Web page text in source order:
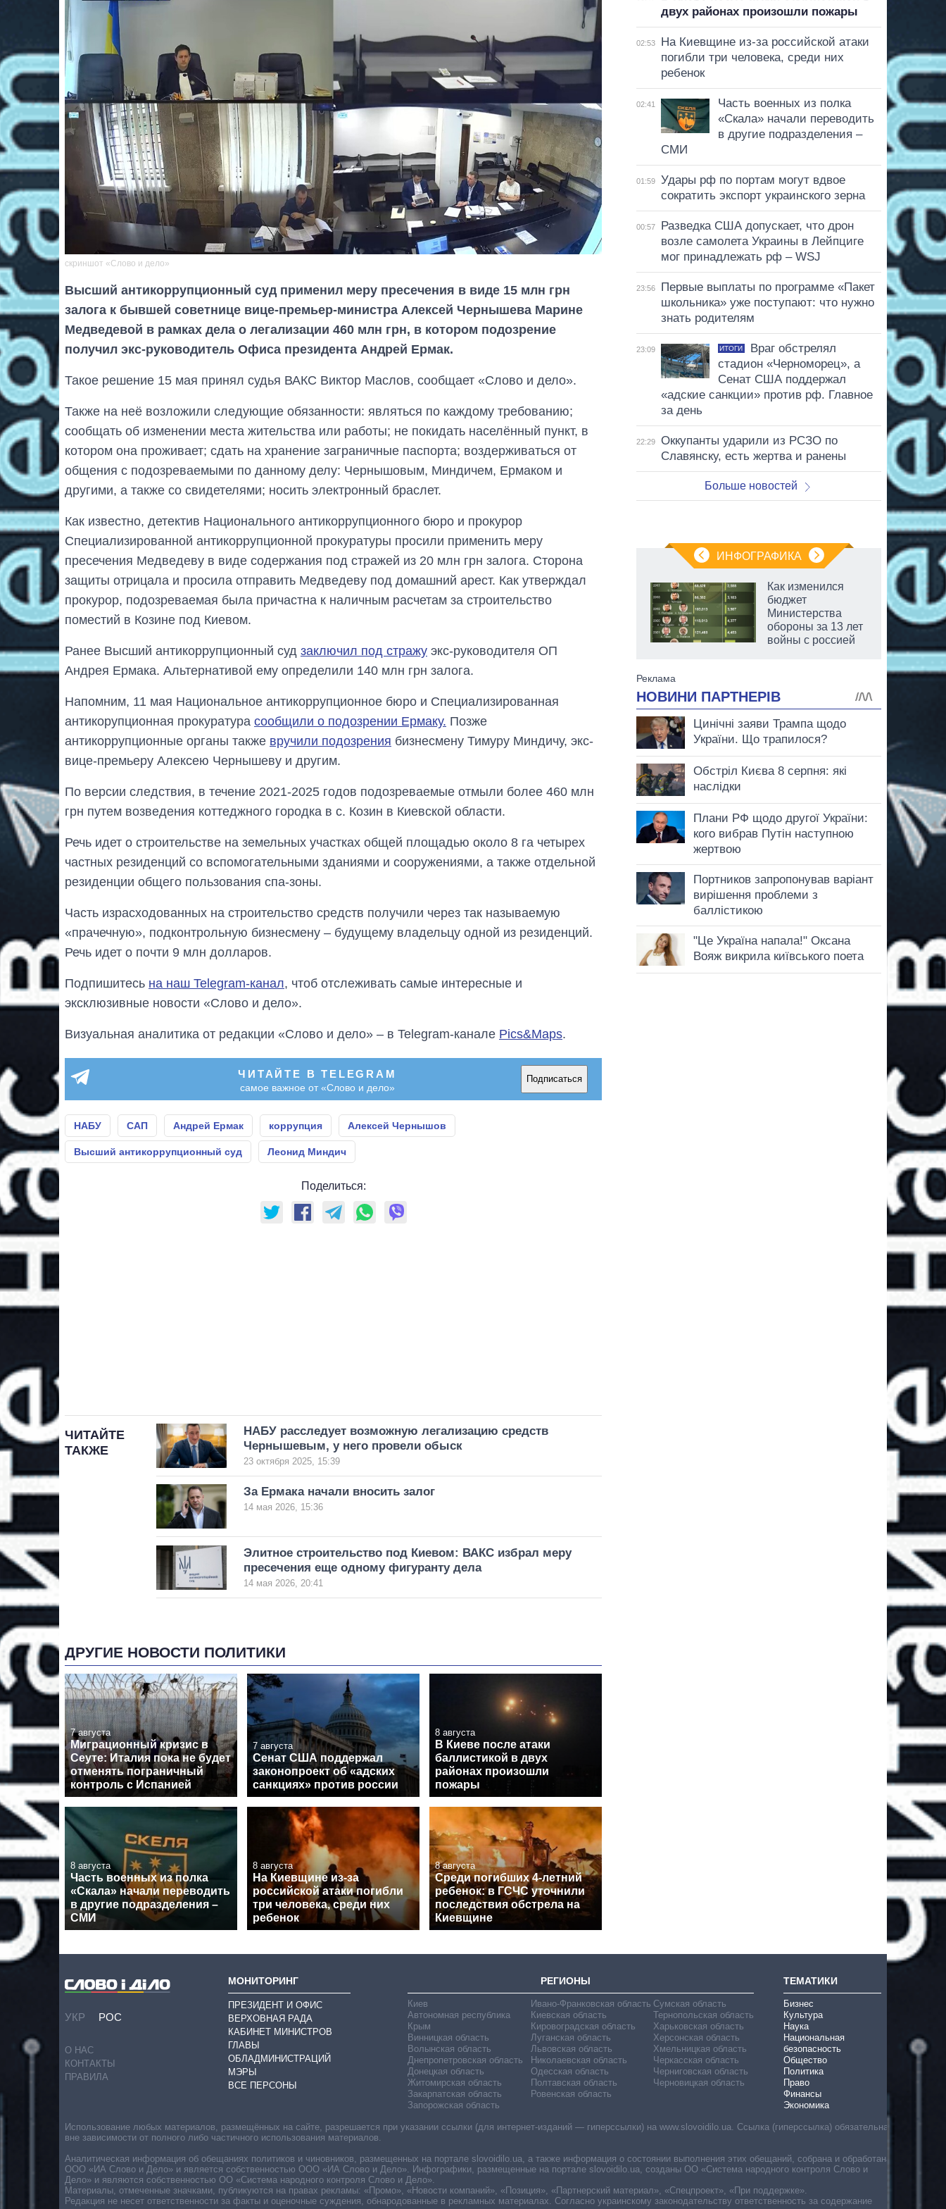
скриншот «Слово и дело»
Высший антикоррупционный суд применил меру пресечения в виде 15 млн грн
залога к бывшей советнице вице-премьер-министра Алексей Чернышева Марине
Медведевой в рамках дела о легализации 460 млн грн, в котором подозрение
получил экс-руководитель Офиса президента Андрей Ермак.
Такое решение 15 мая принял судья ВАКС Виктор Маслов, сообщает «Слово и дело».
Также на неё возложили следующие обязанности: являться по каждому требованию;
сообщать об изменении места жительства или работы; не покидать населённый пункт, в
котором она проживает; сдать на хранение заграничные паспорта; воздерживаться от
общения с подозреваемыми по данному делу: Чернышовым, Миндичем, Ермаком и
другими, а также со свидетелями; носить электронный браслет.
Как известно, детектив Национального антикоррупционного бюро и прокурор
Специализированной антикоррупционной прокуратуры просили применить меру
пресечения Медведеву в виде содержания под стражей из 20 млн грн залога. Сторона
защиты отрицала и просила отправить Медведеву под домашний арест. Как утверждал
прокурор, подозреваемая была причастна к наличным расчетам за строительство
поместий в Козине под Киевом.
Ранее Высший антикоррупционный суд заключил под стражу экс-руководителя ОП
Андрея Ермака. Альтернативой ему определили 140 млн грн залога.
Напомним, 11 мая Национальное антикоррупционное бюро и Специализированная
антикорупционная прокуратура сообщили о подозрении Ермаку. Позже
антикоррупционные органы также вручили подозрения бизнесмену Тимуру Миндичу, экс-
вице-премьеру Алексею Чернышеву и другим.
По версии следствия, в течение 2021-2025 годов подозреваемые отмыли более 460 млн
грн путем возведения коттеджного городка в с. Козин в Киевской области.
Речь идет о строительстве на земельных участках общей площадью около 8 га четырех
частных резиденций со вспомогательными зданиями и сооружениями, а также отдельной
резиденции общего пользования спа-зоны.
Часть израсходованных на строительство средств получили через так называемую
«прачечную», подконтрольную бизнесмену – будущему владельцу одной из резиденций.
Речь идет о почти 9 млн долларов.
Подпишитесь на наш Telegram-канал, чтоб отслеживать самые интересные и
эксклюзивные новости «Слово и дело».
Визуальная аналитика от редакции «Слово и дело» – в Telegram-канале Pics&Maps.
ЧИТАЙТЕ В TELEGRAM
самое важное от «Слово и дело»
Подписаться
НАБУ САП Андрей Ермак коррупция Алексей Чернышов
Высший антикоррупционный суд Леонид Миндич
Поделиться:
ЧИТАЙТЕ
ТАКЖЕ
НАБУ расследует возможную легализацию средств
Чернышевым, у него провели обыск
23 октября 2025, 15:39
За Ермака начали вносить залог
14 мая 2026, 15:36
Элитное строительство под Киевом: ВАКС избрал меру
пресечения еще одному фигуранту дела
14 мая 2026, 20:41
ДРУГИЕ НОВОСТИ ПОЛИТИКИ
7 августа
Миграционный кризис в
Сеуте: Италия пока не будет
отменять пограничный
контроль с Испанией
7 августа
Сенат США поддержал
законопроект об «адских
санкциях» против россии
8 августа
В Киеве после атаки
баллистикой в двух
районах произошли
пожары
8 августа
Часть военных из полка
«Скала» начали переводить
в другие подразделения –
СМИ
8 августа
На Киевщине из-за
российской атаки погибли
три человека, среди них
ребенок
8 августа
Среди погибших 4-летний
ребенок: в ГСЧС уточнили
последствия обстрела на
Киевщине
двух районах произошли пожары
02:53
На Киевщине из-за российской атаки
погибли три человека, среди них
ребенок
02:41
Часть военных из полка
«Скала» начали переводить
в другие подразделения –
СМИ
01:59
Удары рф по портам могут вдвое
сократить экспорт украинского зерна
00:57
Разведка США допускает, что дрон
возле самолета Украины в Лейпциге
мог принадлежать рф – WSJ
23:56
Первые выплаты по программе «Пакет
школьника» уже поступают: что нужно
знать родителям
23:09 ИТОГИ
Враг обстрелял
стадион «Черноморец», а
Сенат США поддержал
«адские санкции» против рф. Главное
за день
22:29
Оккупанты ударили из РСЗО по
Славянску, есть жертва и ранены
Больше новостей
ИНФОГРАФИКА
Восемь
массированных
главной целью рф
Как изменился
бюджет
Министерства
обороны за 13 лет
войны с россией
УКР РОС
О НАС
КОНТАКТЫ
ПРАВИЛА
МОНИТОРИНГ
ПРЕЗИДЕНТ И ОФИС
ВЕРХОВНАЯ РАДА
КАБИНЕТ МИНИСТРОВ
ГЛАВЫ
ОБЛАДМИНИСТРАЦИЙ
МЭРЫ
ВСЕ ПЕРСОНЫ
РЕГИОНЫ
Киев
Автономная республика
Крым
Винницкая область
Волынская область
Днепропетровская область
Донецкая область
Житомирская область
Закарпатская область
Запорожская область
Ивано-Франковская область
Киевская область
Кировоградская область
Луганская область
Львовская область
Николаевская область
Одесская область
Полтавская область
Ровенская область
Сумская область
Тернопольская область
Харьковская область
Херсонская область
Хмельницкая область
Черкасская область
Черниговская область
Черновицкая область
ТЕМАТИКИ
Бизнес
Культура
Наука
Национальная
безопасность
Общество
Политика
Право
Финансы
Экономика
Использование любых материалов, размещённых на сайте, разрешается при указании ссылки (для интернет-изданий — гиперссылки) на www.slovoidilo.ua. Ссылка (гиперссылка) обязательна
вне зависимости от полного либо частичного использования материалов.
Аналитическая информация об обещаниях политиков и чиновников, размещенных на портале slovoidilo.ua, а также информация о состоянии выполнения этих обещаний, собрана и обработана
ООО «ИА Слово и Дело» и является собственностью ООО «ИА Слово и Дело». Инфографики, размещенные на портале slovoidilo.ua, созданы ОО «Система народного контроля Слово и
Дело» и являются собственностью ОО «Система народного контроля Слово и Дело».
Материалы, отмеченные значками, публикуются на правах рекламы: «Промо», «Новости компаний», «Позиция», «Партнерский материал», «Спецпроект», «При поддержке».
Редакция не несет ответственности за факты и оценочные суждения, обнародованные в рекламных материалах. Согласно украинскому законодательству ответственность за содержание